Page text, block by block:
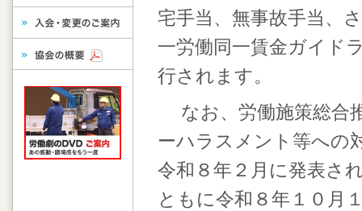
宅手当、無事故手当、
一労働同一賃金ガイド
行されます。
なお、労働施策総合
ーハラスメント等への
令和８年２月に発表さ
ともに令和８年１０月